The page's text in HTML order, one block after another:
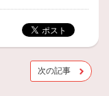
次の記事